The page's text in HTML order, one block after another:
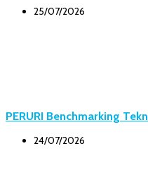
25/07/2026
PERURI Benchmarking
24/07/2026